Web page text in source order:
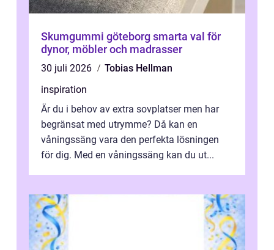
Skumgummi göteborg smarta val för
dynor, möbler och madrasser
30 juli 2026
Tobias Hellman
inspiration
Är du i behov av extra sovplatser men har
begränsat med utrymme? Då kan en
våningssäng vara den perfekta lösningen
för dig. Med en våningssäng kan du ut...